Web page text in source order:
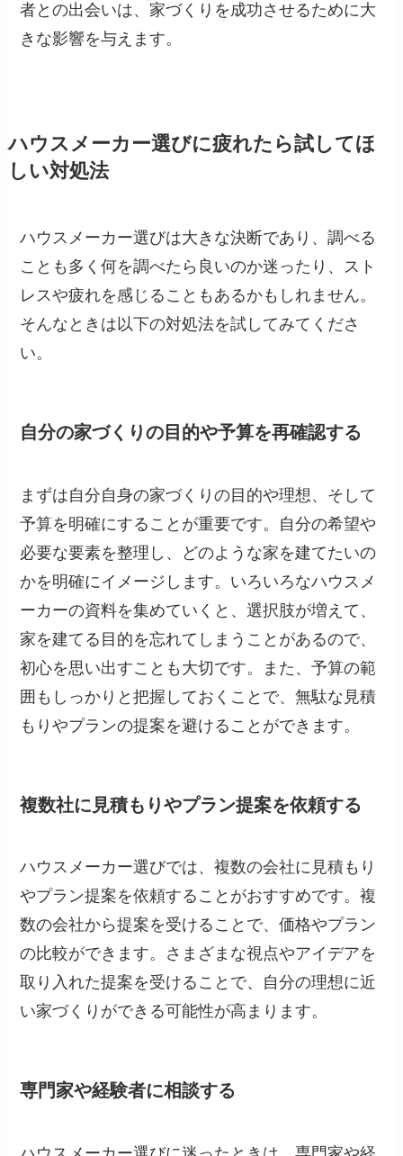
者との出会いは、家づくりを成功させるために大
きな影響を与えます。
ハウスメーカー選びに疲れたら試してほ
しい対処法
ハウスメーカー選びは大きな決断であり、調べる
ことも多く何を調べたら良いのか迷ったり、スト
レスや疲れを感じることもあるかもしれません。
そんなときは以下の対処法を試してみてくださ
い。
自分の家づくりの目的や予算を再確認する
まずは自分自身の家づくりの目的や理想、そして
予算を明確にすることが重要です。自分の希望や
必要な要素を整理し、どのような家を建てたいの
かを明確にイメージします。いろいろなハウスメ
ーカーの資料を集めていくと、選択肢が増えて、
家を建てる目的を忘れてしまうことがあるので、
初心を思い出すことも大切です。また、予算の範
囲もしっかりと把握しておくことで、無駄な見積
もりやプランの提案を避けることができます。
複数社に見積もりやプラン提案を依頼する
ハウスメーカー選びでは、複数の会社に見積もり
やプラン提案を依頼することがおすすめです。複
数の会社から提案を受けることで、価格やプラン
の比較ができます。さまざまな視点やアイデアを
取り入れた提案を受けることで、自分の理想に近
い家づくりができる可能性が高まります。
専門家や経験者に相談する